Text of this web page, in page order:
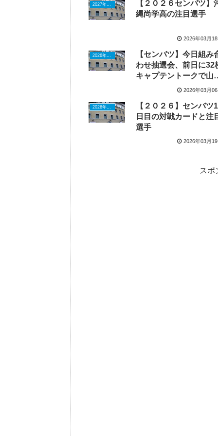
【２０２６センバツ】
縄尚学高の注目選手
2026年03月
2026年ドラフトニュース
【センバツ】今日組み
わせ抽選会、前日に32
キャプテントークで山
学院・菰田選手、横浜
2026年03月
【２０２６】センバツ1
日目の対戦カードと注
選手
2026年03月
スポ